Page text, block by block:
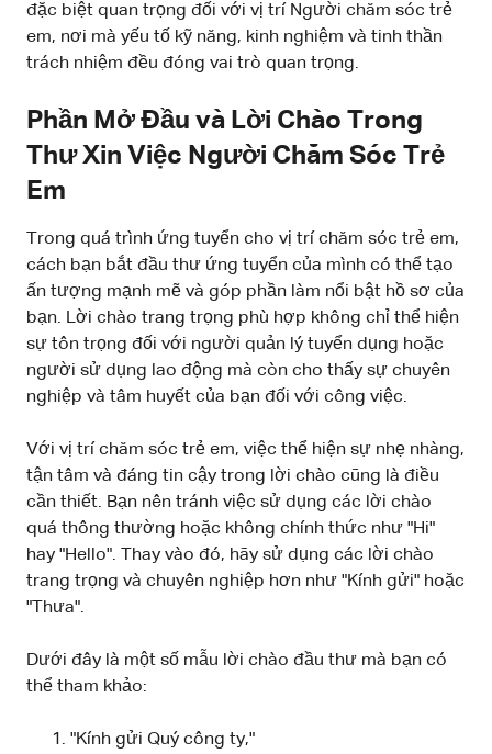
đặc biệt quan trọng đối với vị trí Người chăm sóc trẻ
em, nơi mà yếu tố kỹ năng, kinh nghiệm và tinh thần
trách nhiệm đều đóng vai trò quan trọng.
Phần Mở Đầu và Lời Chào Trong
Thư Xin Việc Người Chăm Sóc Trẻ
Em
Trong quá trình ứng tuyển cho vị trí chăm sóc trẻ em,
cách bạn bắt đầu thư ứng tuyển của mình có thể tạo
ấn tượng mạnh mẽ và góp phần làm nổi bật hồ sơ của
bạn. Lời chào trang trọng phù hợp không chỉ thể hiện
sự tôn trọng đối với người quản lý tuyển dụng hoặc
người sử dụng lao động mà còn cho thấy sự chuyên
nghiệp và tâm huyết của bạn đối với công việc.
Với vị trí chăm sóc trẻ em, việc thể hiện sự nhẹ nhàng,
tận tâm và đáng tin cậy trong lời chào cũng là điều
cần thiết. Bạn nên tránh việc sử dụng các lời chào
quá thông thường hoặc không chính thức như "Hi"
hay "Hello". Thay vào đó, hãy sử dụng các lời chào
trang trọng và chuyên nghiệp hơn như "Kính gửi" hoặc
"Thưa".
Dưới đây là một số mẫu lời chào đầu thư mà bạn có
thể tham khảo:
"Kính gửi Quý công ty,"